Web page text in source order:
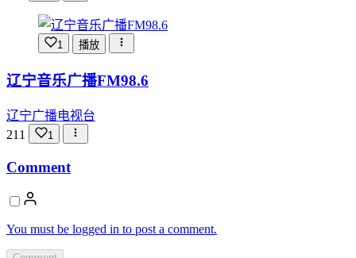
1 播放
辽宁音乐广播FM98.6
辽宁广播电视台
211
1
Comment
You must be logged in to post a comment.